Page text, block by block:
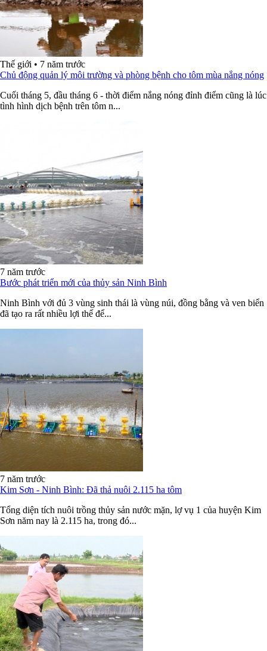
Thế giới • 7 năm trước
Chủ động quản lý môi trường và phòng bệnh cho tôm mùa nắng nóng
Cuối tháng 5, đầu tháng 6 - thời điểm nắng nóng đỉnh điểm cũng là lúc
tình hình dịch bệnh trên tôm n...
7 năm trước
Bước phát triển mới của thủy sản Ninh Bình
Ninh Bình với đủ 3 vùng sinh thái là vùng núi, đồng bằng và ven biển
đã tạo ra rất nhiều lợi thế để...
7 năm trước
Kim Sơn - Ninh Bình: Đã thả nuôi 2.115 ha tôm
Tổng diện tích nuôi trồng thủy sản nước mặn, lợ vụ 1 của huyện Kim
Sơn năm nay là 2.115 ha, trong đó...